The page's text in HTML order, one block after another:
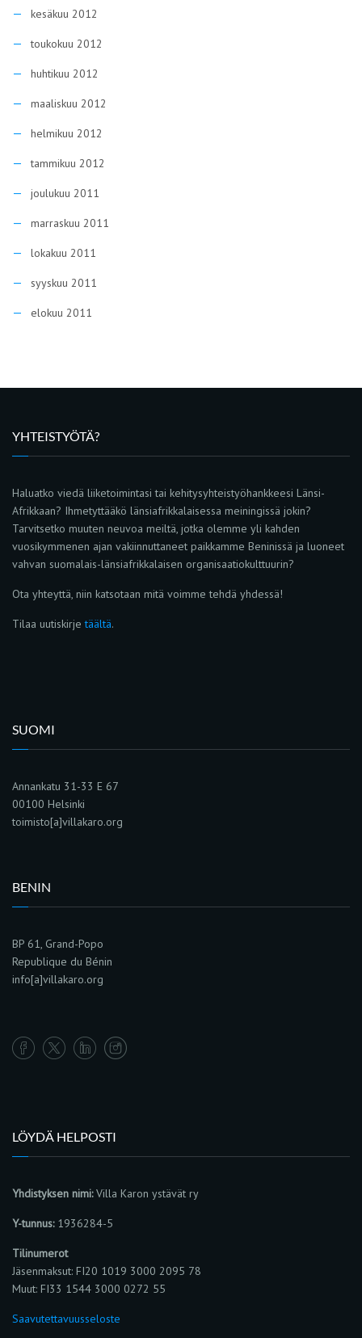
kesäkuu 2012
toukokuu 2012
huhtikuu 2012
maaliskuu 2012
helmikuu 2012
tammikuu 2012
joulukuu 2011
marraskuu 2011
lokakuu 2011
syyskuu 2011
elokuu 2011
YHTEISTYÖTÄ?
Haluatko viedä liiketoimintasi tai kehitysyhteistyöhankkeesi Länsi-
Afrikkaan? Ihmetyttääkö länsiafrikkalaisessa meiningissä jokin?
Tarvitsetko muuten neuvoa meiltä, jotka olemme yli kahden
vuosikymmenen ajan vakiinnuttaneet paikkamme Beninissä ja luoneet
vahvan suomalais-länsiafrikkalaisen organisaatiokulttuurin?
Ota yhteyttä, niin katsotaan mitä voimme tehdä yhdessä!
Tilaa uutiskirjetäältä.
SUOMI
Annankatu 31-33 E 67
00100 Helsinki
toimisto[a]villakaro.org
BENIN
BP 61, Grand-Popo
Republique du Bénin
info[a]villakaro.org
LÖYDÄ HELPOSTI
Yhdistyksen nimi:Villa Karon ystävät ry
Y-tunnus:1936284-5
Tilinumerot
Jäsenmaksut: FI20 1019 3000 2095 78
Muut: FI33 1544 3000 0272 55
Saavutettavuusseloste